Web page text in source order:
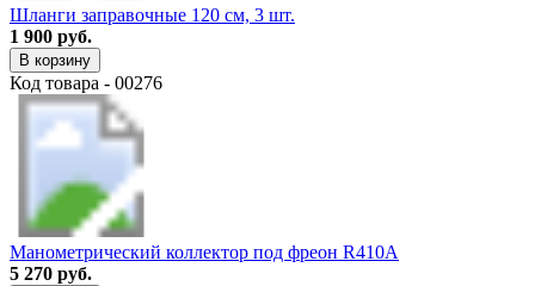
Шланги заправочные 120 см, 3 шт.
1 900 руб.
В корзину
Код товара - 00276
Манометрический коллектор под фреон R410A
5 270 руб.